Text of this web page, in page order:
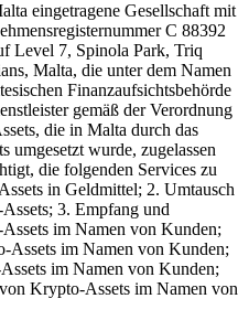
eingetragene Gesellschaft mit
C 88392
Level 7, Spinola Park, Triq
Malta, die unter dem Namen
Finanzaufsichtsbehörde
gemäß der Verordnung
die in Malta durch das
umgesetzt wurde, zugelassen
die folgenden Services zu
in Geldmittel; 2. Umtausch
3. Empfang und
im Namen von Kunden;
im Namen von Kunden;
im Namen von Kunden;
Krypto-Assets im Namen von